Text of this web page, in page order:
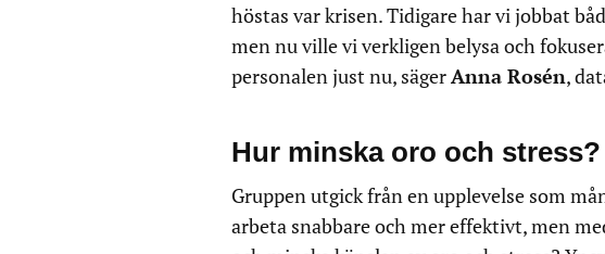
höstas var krisen. Tidigare har vi jobbat
men nu ville vi verkligen belysa och
personalen just nu, sägerAnna Rosén,
Hur minska oro och stress?
Gruppen utgick från en upplevelse som
arbeta snabbare och mer effektivt, men